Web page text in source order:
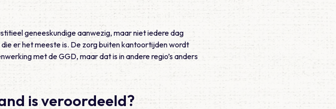
geneeskundige aanwezig, maar niet iedere dag
er het meeste is. De zorg buiten kantoortijden wordt
met de GGD, maar dat is in andere regio’s anders
is veroordeeld?